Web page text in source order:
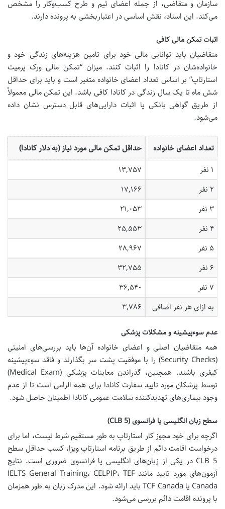
سازمان و متقاضی، از جمله اعضای تیم و طرح کسب‌وکار را مشخص
می‌کند. این اسناد، نقش اساسی در اعتباربخشی به پرونده دارند.
اثبات تمکن مالی کافی
متقاضیان باید توانایی مالی خود برای تامین هزینه‌های زندگی خود و
خانواده‌شان در کانادا را اثبات کنند. میزان “تمکن مالی ورک پرمیت
استارتاپ” بر اساس تعداد اعضای خانواده متغیر است و باید برای حداقل
شش ماه تا یک سال زندگی در کانادا کافی باشد. این تمکن مالی معمولاً
از طریق گواهی بانکی یا اثبات دارایی‌های قابل دسترس نشان داده
می‌شود.
تعداد اعضای خانواده
حداقل تمکن مالی مورد نیاز (به دلار کانادا)
۱ نفر
۱۳,۷۵۷
۲ نفر
۱۷,۱۶۶
۳ نفر
۲۱,۰۵۳
۴ نفر
۲۵,۵۵۳
۵ نفر
۲۸,۹۶۷
۶ نفر
۳۲,۷۵۵
۷ نفر
۳۶,۵۴۰
به ازای هر نفر اضافی
۳,۷۸۶
عدم سوءپیشینه و مشکلات پزشکی
همه متقاضیان اصلی و اعضای خانواده آن‌ها باید بررسی‌های امنیتی
(Security Checks) را با موفقیت پشت سر بگذارند و فاقد سوءپیشینه
کیفری باشند. همچنین، گذراندن معاینات پزشکی (Medical Exam)
توسط پزشکان مورد تایید سفارت کانادا برای همه الزامی است تا از عدم
وجود بیماری‌های تهدیدکننده سلامت عمومی کانادا اطمینان حاصل شود.
سطح زبان انگلیسی یا فرانسوی (CLB 5)
اگرچه برای خود مجوز کار استارتاپ به طور مستقیم شرط نیست، اما برای
درخواست اقامت دائم از طریق برنامه استارتاپ ویزا، کسب حداقل سطح
CLB 5 در یکی از زبان‌های انگلیسی یا فرانسوی ضروری است. نتایج
آزمون‌های مورد تایید مانند IELTS General Training، CELPIP، TEF
Canada یا TCF Canada باید ارائه شود. این مدرک زبان به طور همزمان
با پرونده اقامت دائم بررسی می‌شود.